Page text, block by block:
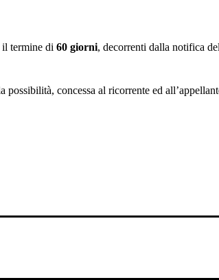
il termine di 60 giorni, decorrenti dalla notifica
possibilità, concessa al ricorrente ed